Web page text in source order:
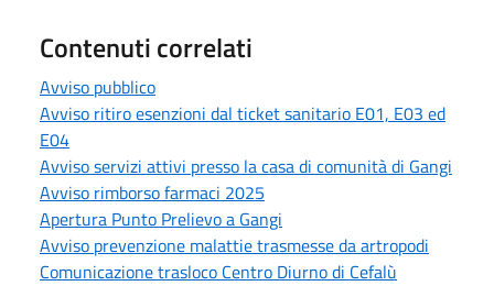
Contenuti correlati
Avviso pubblico
Avviso ritiro esenzioni dal ticket sanitario E01, E03 ed
E04
Avviso servizi attivi presso la casa di comunità di Gangi
Avviso rimborso farmaci 2025
Apertura Punto Prelievo a Gangi
Avviso prevenzione malattie trasmesse da artropodi
Comunicazione trasloco Centro Diurno di Cefalù